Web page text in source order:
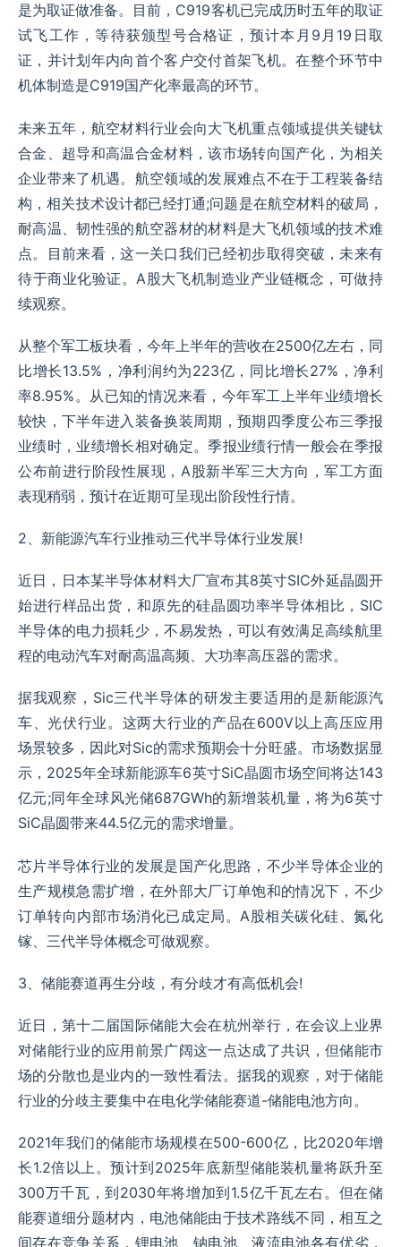
是为取证做准备。目前，C919客机已完成历时五年的取证
试飞工作，等待获颁型号合格证，预计本月9月19日取
证，并计划年内向首个客户交付首架飞机。在整个环节中
机体制造是C919国产化率最高的环节。
未来五年，航空材料行业会向大飞机重点领域提供关键钛
合金、超导和高温合金材料，该市场转向国产化，为相关
企业带来了机遇。航空领域的发展难点不在于工程装备结
构，相关技术设计都已经打通;问题是在航空材料的破局，
耐高温、韧性强的航空器材的材料是大飞机领域的技术难
点。目前来看，这一关口我们已经初步取得突破，未来有
待于商业化验证。A股大飞机制造业产业链概念，可做持
续观察。
从整个军工板块看，今年上半年的营收在2500亿左右，同
比增长13.5%，净利润约为223亿，同比增长27%，净利
率8.95%。从已知的情况来看，今年军工上半年业绩增长
较快，下半年进入装备换装周期，预期四季度公布三季报
业绩时，业绩增长相对确定。季报业绩行情一般会在季报
公布前进行阶段性展现，A股新半军三大方向，军工方面
表现稍弱，预计在近期可呈现出阶段性行情。
2、新能源汽车行业推动三代半导体行业发展!
近日，日本某半导体材料大厂宣布其8英寸SIC外延晶圆开
始进行样品出货，和原先的硅晶圆功率半导体相比，SIC
半导体的电力损耗少，不易发热，可以有效满足高续航里
程的电动汽车对耐高温高频、大功率高压器的需求。
据我观察，Sic三代半导体的研发主要适用的是新能源汽
车、光伏行业。这两大行业的产品在600V以上高压应用
场景较多，因此对Sic的需求预期会十分旺盛。市场数据显
示，2025年全球新能源车6英寸SiC晶圆市场空间将达143
亿元;同年全球风光储687GWh的新增装机量，将为6英寸
SiC晶圆带来44.5亿元的需求增量。
芯片半导体行业的发展是国产化思路，不少半导体企业的
生产规模急需扩增，在外部大厂订单饱和的情况下，不少
订单转向内部市场消化已成定局。A股相关碳化硅、氮化
镓、三代半导体概念可做观察。
3、储能赛道再生分歧，有分歧才有高低机会!
近日，第十二届国际储能大会在杭州举行，在会议上业界
对储能行业的应用前景广阔这一点达成了共识，但储能市
场的分散也是业内的一致性看法。据我的观察，对于储能
行业的分歧主要集中在电化学储能赛道-储能电池方向。
2021年我们的储能市场规模在500-600亿，比2020年增
长1.2倍以上。预计到2025年底新型储能装机量将跃升至
300万千瓦，到2030年将增加到1.5亿千瓦左右。但在储
能赛道细分题材内，电池储能由于技术路线不同，相互之
间存在竞争关系，锂电池、钠电池、液流电池各有优劣，